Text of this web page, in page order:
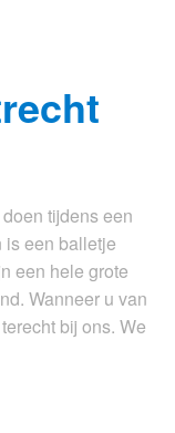
tijdens een
is een balletje
een hele grote
Wanneer u van
bij ons. We